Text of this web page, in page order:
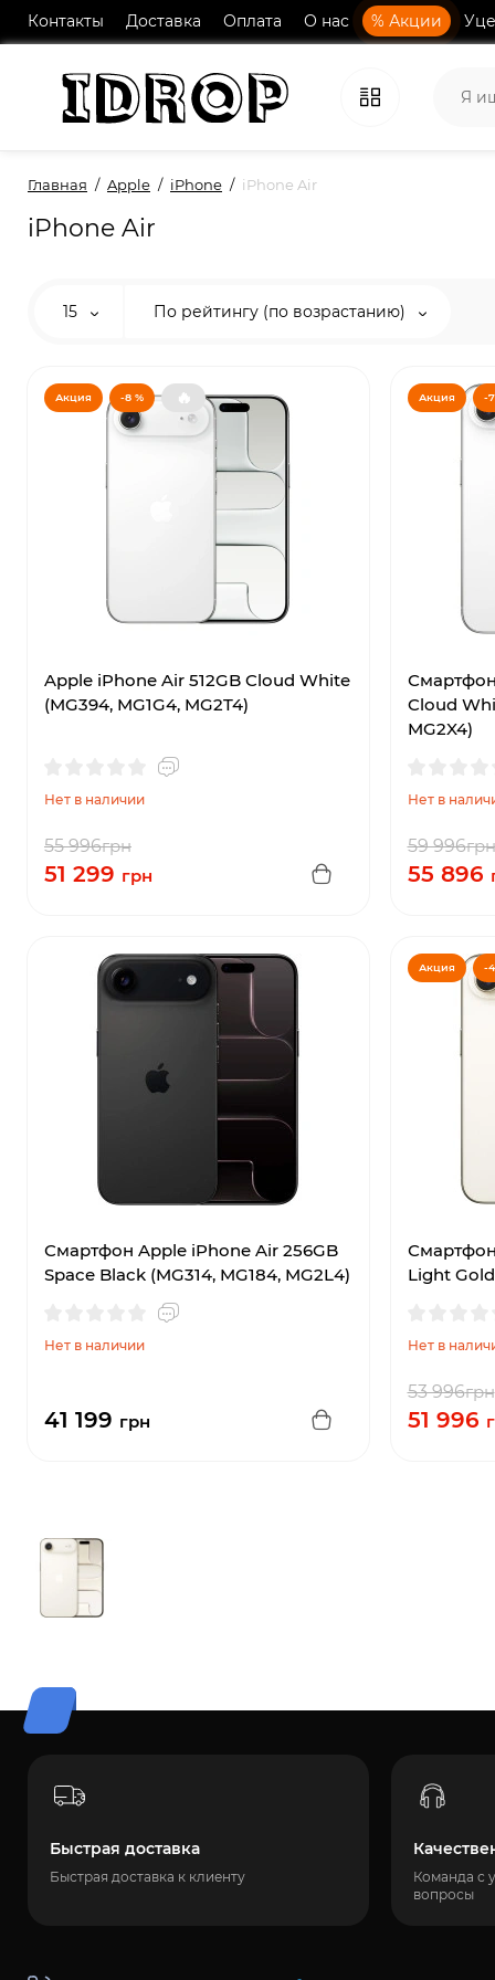
Контакты Доставка Оплата О нас % Акции
Главная Apple iPhone iPhone Air
iPhone Air
15 По рейтингу (по возрастанию)
Акция -8 % 🔥
Apple iPhone Air 512GB Cloud White
(MG394, MG1G4, MG2T4)
Нет в наличии
55 996грн
51 299 грн
Акция -
Cloud
MG2X4)
Нет в
59 996грн
55 896
Смартфон Apple iPhone Air 256GB
Space Black (MG314, MG184, MG2L4)
Нет в наличии
41 199 грн
Акция -
Light
Нет в
53 996грн
51 996
Быстрая доставка
Быстрая доставка к клиенту
Команда с
вопросы